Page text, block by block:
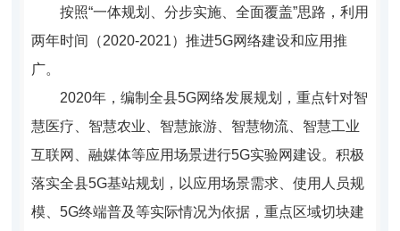
按照“一体规划、分步实施、全面覆盖”思路，利用
两年时间（2020-2021）推进5G网络建设和应用推
广。
2020年，编制全县5G网络发展规划，重点针对智
慧医疗、智慧农业、智慧旅游、智慧物流、智慧工业
互联网、融媒体等应用场景进行5G实验网建设。积极
落实全县5G基站规划，以应用场景需求、使用人员规
模、5G终端普及等实际情况为依据，重点区域切块建